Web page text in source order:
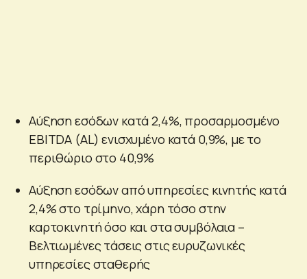
Αύξηση εσόδων κατά 2,4%, προσαρμοσμένο
EBITDA (AL) ενισχυμένο κατά 0,9%, με το
περιθώριο στο 40,9%
Αύξηση εσόδων από υπηρεσίες κινητής κατά
2,4% στο τρίμηνο, χάρη τόσο στην
καρτοκινητή όσο και στα συμβόλαια –
Βελτιωμένες τάσεις στις ευρυζωνικές
υπηρεσίες σταθερής